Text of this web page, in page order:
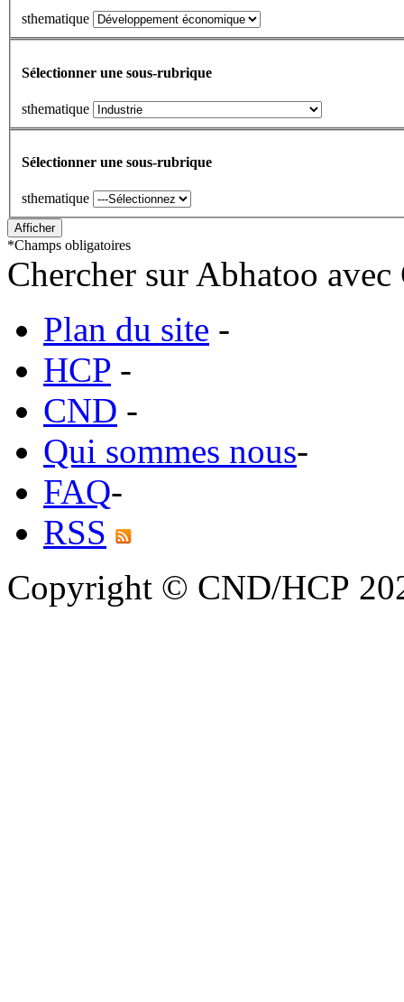
sthematique
Sélectionner une sous-rubrique
sthematique
Sélectionner une sous-rubrique
sthematique
*Champs obligatoires
Chercher sur Abhatoo
Plan du site -
HCP -
CND -
Qui sommes nous-
FAQ-
RSS
Copyright © CND/HCP